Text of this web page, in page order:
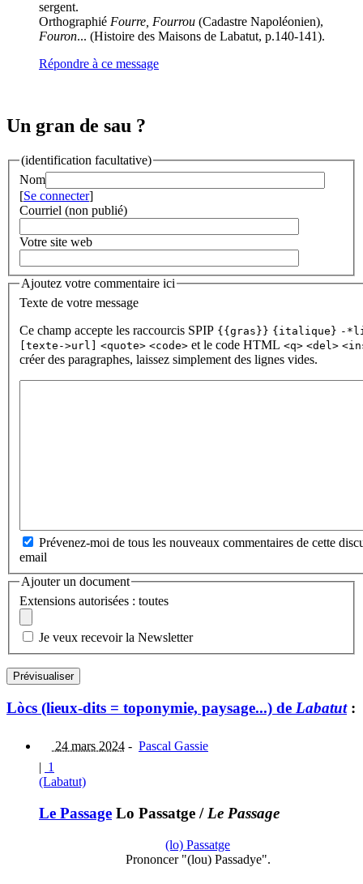
sergent.
Orthographié Fourre, Fourrou (Cadastre Napoléonien),
Fouron... (Histoire des Maisons de Labatut, p.140-141).
Répondre à ce message
Un gran de sau ?
(identification facultative)
Nom
[Se connecter]
Courriel (non publié)
Votre site web
Ajoutez votre commentaire ici
Texte de votre message
Ce champ accepte les raccourcis SPIP {{gras}} {italique} -
[texte->url]
<quote> <code> et le code HTML <q> <del>
créer des paragraphes, laissez simplement des lignes vides.
Prévenez-moi de tous les nouveaux commentaires de cette
email
Ajouter un document
Extensions autorisées : toutes
Je veux recevoir la Newsletter
Lòcs (lieux-dits = toponymie, paysage...) de Labatut:
24 mars 2024 - Pascal Gassie
| 1
(Labatut)
Le Passage Lo Passatge / Le Passage
(lo) Passatge
Prononcer "(lou) Passadye".